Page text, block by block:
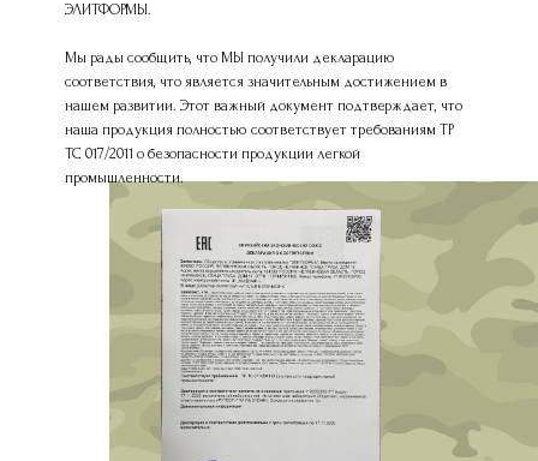
ЭЛИТФОРМЫ.
Мы рады сообщить, что МЫ получили декларацию
соответствия, что является значительным достижением в
нашем развитии. Этот важный документ подтверждает, что
наша продукция полностью соответствует требованиям ТР
ТС 017/2011 о безопасности продукции легкой
промышленности.